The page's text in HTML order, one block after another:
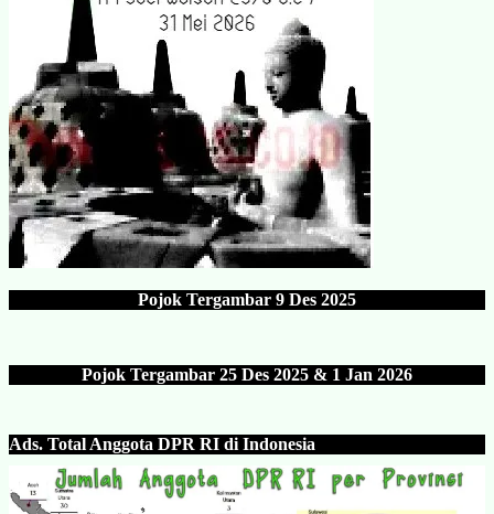
Pojok Tergambar 9 Des 2025
Pojok Tergambar 25 Des 2025 & 1 Jan 2026
Ads. Total Anggota DPR RI di Indonesia